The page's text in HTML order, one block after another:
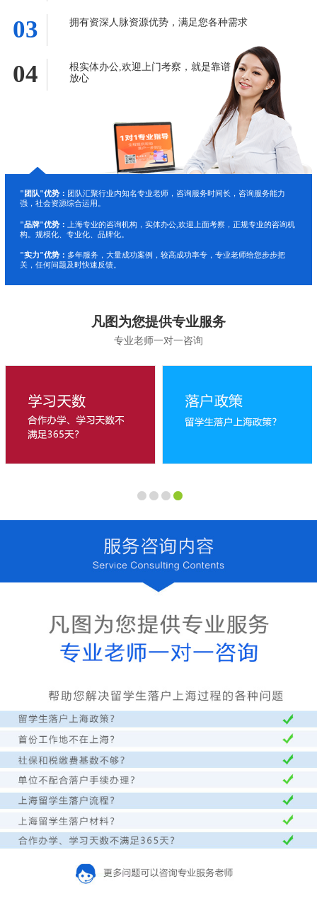
03 拥有资深人脉资源优势，满足您各种需求
04
根实体办公,欢迎上门考察，就是靠谱
放心
"团队"优势： 团队汇聚行业内知名专业老师，咨询服务时间长，咨询服务能力
强，社会资源综合运用。
"品牌"优势：
上海专业的咨询机构，实体办公,欢迎上面考察，正规专业的咨询机
构。规模化、专业化、品牌化。
"实力"优势： 多年服务，大量成功案例，较高成功率专，专业老师给您步步把
关，任何问题及时快速反馈。
凡图为您提供专业服务
专业老师一对一咨询